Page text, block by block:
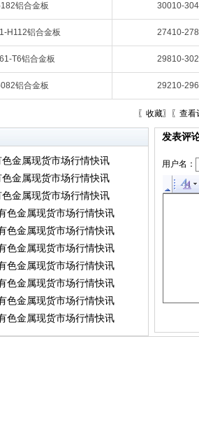
铝合金板 30010-
H112铝合金板 27410-
T6铝合金板 29810-
铝合金板 29210-
〖 收藏〗〖 查看
金属现货市场行情快讯
金属现货市场行情快讯
金属现货市场行情快讯
色金属现货市场行情快讯
色金属现货市场行情快讯
色金属现货市场行情快讯
色金属现货市场行情快讯
色金属现货市场行情快讯
色金属现货市场行情快讯
色金属现货市场行情快讯
发表评
用户名：